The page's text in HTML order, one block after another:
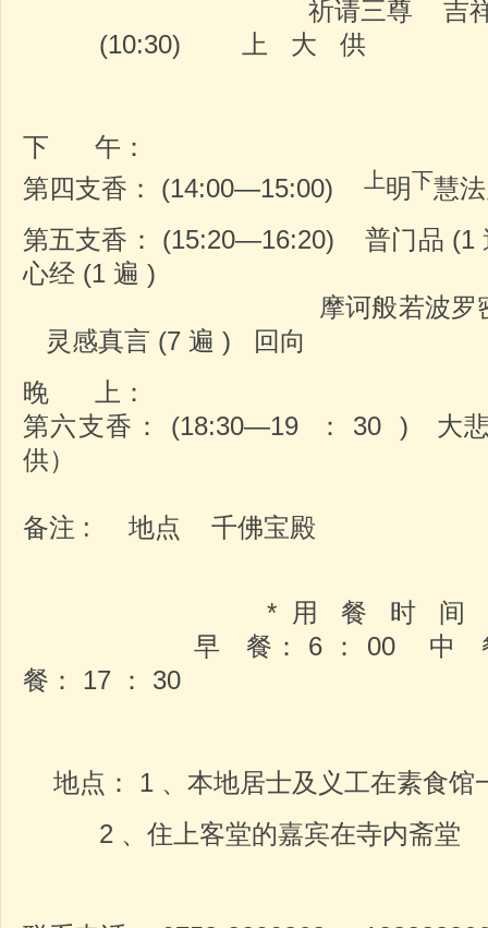
祈请三尊 吉祥偈
(10:30) 上 大 供
下 午：
第四支香： (14:00—15:00)
上明下慧
第五支香： (15:20—16:20) 普门品
心经 (1 遍 )
摩诃般若波罗密 (3 称
灵感真言 (7 遍 ) 回向
晚 上：
第六支香： (18:30—19 ： 30 ) 大悲
供）
备注 : 地点 千佛宝殿
* 用 餐 时 间 安
早 餐： 6 ： 00 中 餐
餐： 17 ： 30
地点： 1 、本地居士及义工在素食馆
2 、住上客堂的嘉宾在寺内斋堂